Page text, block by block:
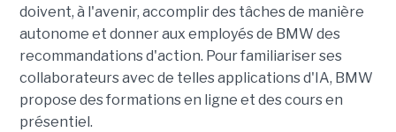
doivent, à l'avenir, accomplir des tâches de manière
autonome et donner aux employés de BMW des
recommandations d'action. Pour familiariser ses
collaborateurs avec de telles applications d'IA, BMW
propose des formations en ligne et des cours en
présentiel.